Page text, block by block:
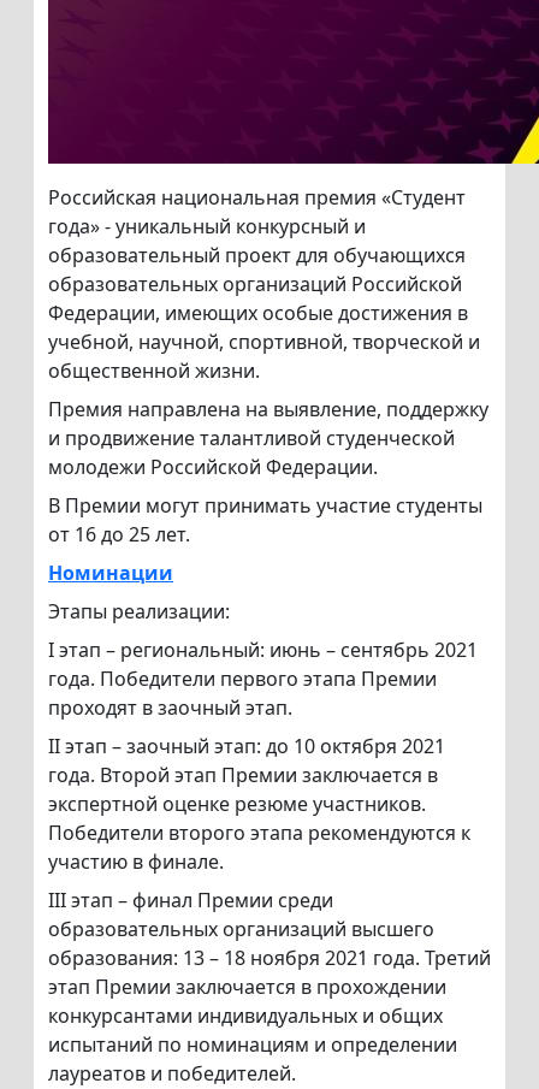
Российская национальная премия «Студент
года» - уникальный конкурсный и
образовательный проект для обучающихся
образовательных организаций Российской
Федерации, имеющих особые достижения в
учебной, научной, спортивной, творческой и
общественной жизни.
Премия направлена на выявление, поддержку
и продвижение талантливой студенческой
молодежи Российской Федерации.
В Премии могут принимать участие студенты
от 16 до 25 лет.
Номинации
Этапы реализации:
I этап – региональный: июнь – сентябрь 2021
года. Победители первого этапа Премии
проходят в заочный этап.
II этап – заочный этап: до 10 октября 2021
года. Второй этап Премии заключается в
экспертной оценке резюме участников.
Победители второго этапа рекомендуются к
участию в финале.
III этап – финал Премии среди
образовательных организаций высшего
образования: 13 – 18 ноября 2021 года. Третий
этап Премии заключается в прохождении
конкурсантами индивидуальных и общих
испытаний по номинациям и определении
лауреатов и победителей.